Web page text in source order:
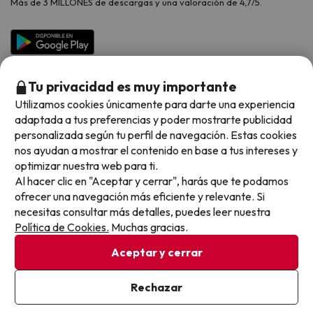
Viajes para grupos
Hoteles Salou
Chollos con Todo Incluido
Chollos en la playa
Hoteles con toboganes
Selección de la Newsletter
Los favoritos de nuestros clientes
Vacaciones en Octubre
Vacaciones en Noviembre
Preguntas frecuentes
Más de 3 MILLONES de descargas y una valoración de 4,7/5.
Métodos de pago disponibles
Condiciones generales
Política de cookies
Viajes para ti S.L.U. Copyright © Buscounchollo.com 2010 -
Tu privacidad es muy importante
Utilizamos cookies únicamente para darte una experiencia
adaptada a tus preferencias y poder mostrarte publicidad
personalizada según tu perfil de navegación. Estas cookies
nos ayudan a mostrar el contenido en base a tus intereses y
optimizar nuestra web para ti.
Al hacer clic en "Aceptar y cerrar", harás que te podamos
ofrecer una navegación más eficiente y relevante. Si
necesitas consultar más detalles, puedes leer nuestra
Política de Cookies. Muchas gracias.
Aceptar y cerrar
Rechazar